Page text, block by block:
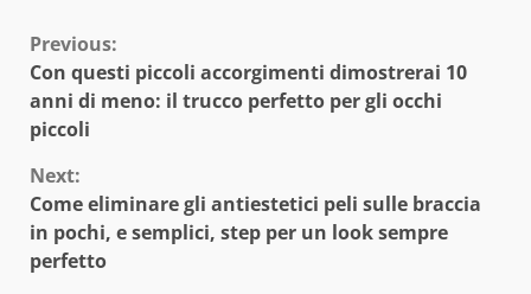
Continue
Reading
Previous:
Con questi piccoli accorgimenti dimostrerai 10
anni di meno: il trucco perfetto per gli occhi
piccoli
Next:
Come eliminare gli antiestetici peli sulle braccia
in pochi, e semplici, step per un look sempre
perfetto